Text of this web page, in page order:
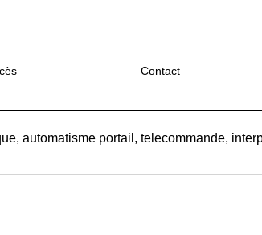
Contact
automatisme portail, telecommande,